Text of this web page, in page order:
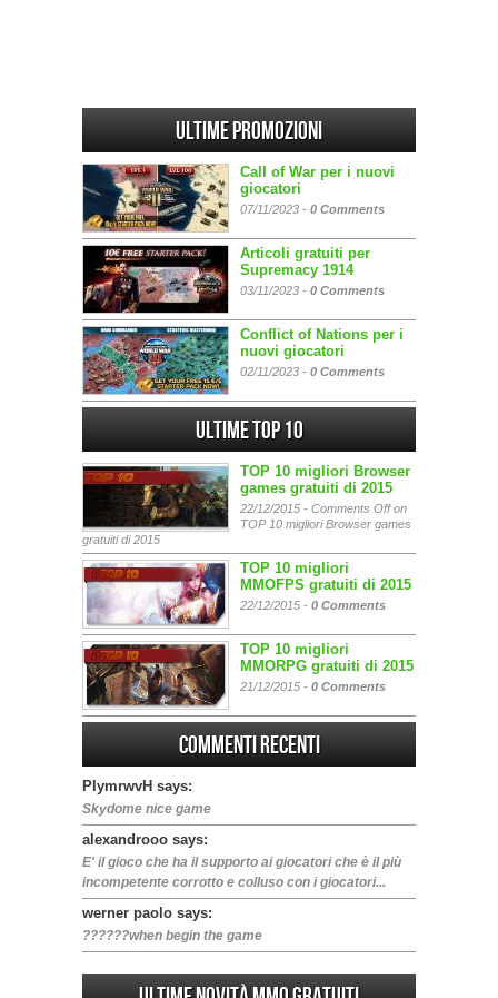
Ultime promozioni
Call of War per i nuovi
giocatori
07/11/2023 - 0 Comments
Articoli gratuiti per
Supremacy 1914
03/11/2023 - 0 Comments
Conflict of Nations per i
nuovi giocatori
02/11/2023 - 0 Comments
Ultime Top 10
TOP 10 migliori Browser
games gratuiti di 2015
22/12/2015 - Comments Offon
TOP 10 migliori Browser games
gratuiti di 2015
TOP 10 migliori
MMOFPS gratuiti di 2015
22/12/2015 - 0 Comments
TOP 10 migliori
MMORPG gratuiti di 2015
21/12/2015 - 0 Comments
Commenti Recenti
PIymrwvH says:
Skydome nice game
alexandrooo says:
E' il gioco che ha il supporto ai giocatori che è il più
incompetente corrotto e colluso con i giocatori...
werner paolo says:
??????when begin the game